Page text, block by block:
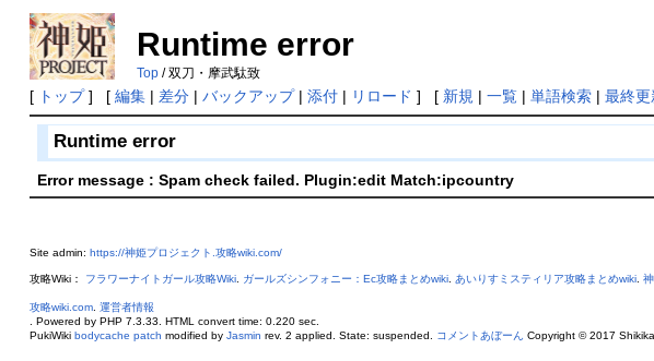
Runtime error
Top/ 双刀・摩武駄致
[ トップ] [ 編集| 差分| バックアップ| 添付| リロード ] [ 新規 | 一覧| 単語検索| 最終更
Runtime error
Error message : Spam check failed. Plugin:edit Match:ipcountry
Site admin: https://神姫プロジェクト.攻略wiki.com/
攻略Wiki： フラワーナイトガール攻略Wiki. ガールズシンフォニー：Ec攻略まとめwiki. あいりすミスティリア攻略まとめwiki.
攻略wiki.com. 運営者情報
. Powered by PHP 7.3.33. HTML convert time: 0.220 sec.
PukiWiki bodycache patch modified by Jasmin rev. 2 applied. State: suspended. コメントあぼーん Copyright © 2017